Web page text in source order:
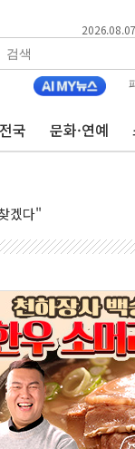
전국 문화·연예
짝'
물 1%대 상승
대·속도전 총력"
1.6배 규모